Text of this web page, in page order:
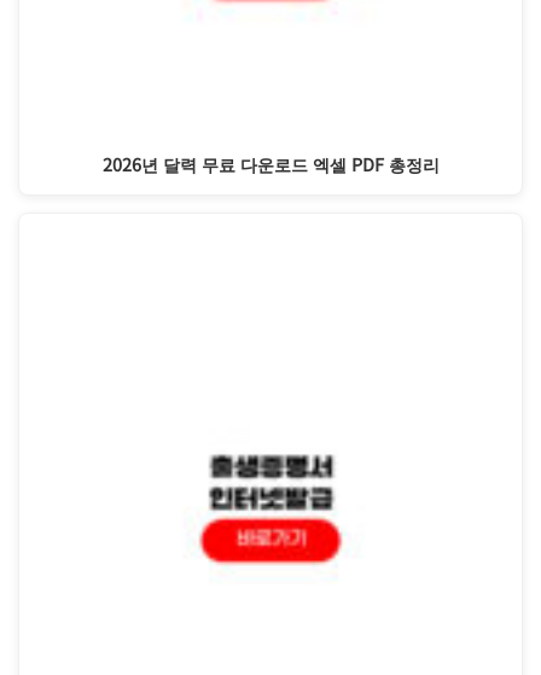
2026년 달력 무료 다운로드 엑셀 PDF 총정리